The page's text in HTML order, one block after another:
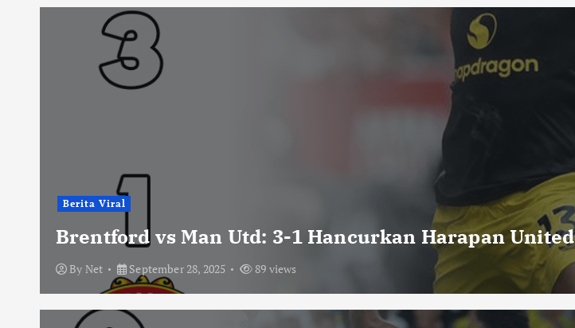
Berita Viral
Brentford vs Man Utd: 3-1 Hancurkan Harapan United
By Net September 28, 2025 89 views